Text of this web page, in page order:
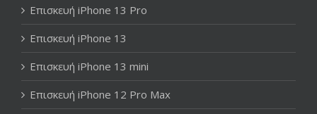
Επισκευή iPhone 13 Pro
Επισκευή iPhone 13
Επισκευή iPhone 13 mini
Επισκευή iPhone 12 Pro Max